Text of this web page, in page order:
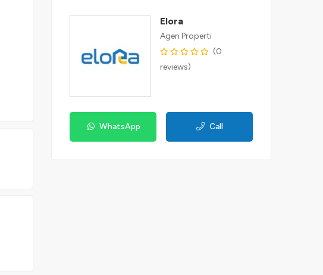
Elora
Agen Properti
(0
reviews)
WhatsApp Call